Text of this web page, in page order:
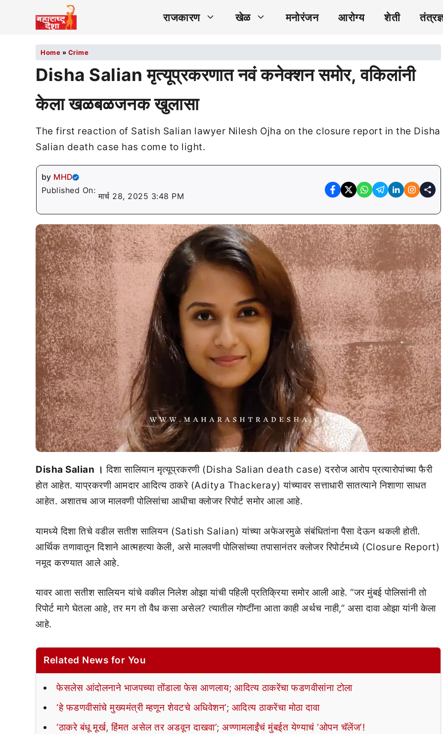
राजकारण खेळ मनोरंजन आरोग्य शेती
Home » Crime
Disha Salian मृत्यूप्रकरणात नवं कनेक्शन समोर, वकिलांनी
केला खळबळजनक खुलासा
The first reaction of Satish Salian lawyer Nilesh Ojha on the closure report in the Disha
Salian death case has come to light.
by MHD
Published On:
मार्च 28, 2025 3:48 PM
Disha Salian । दिशा सालियान मृत्यूप्रकरणी (Disha Salian death case) दररोज आरोप प्रत्यारोपांच्या फैरी
होत आहेत. याप्रकरणी आमदार आदित्य ठाकरे (Aditya Thackeray) यांच्यावर सत्ताधारी सातत्याने निशाणा साधत
आहेत. अशातच आज मालवणी पोलिसांचा आधीचा क्लोजर रिपोर्ट समोर आला आहे.
यामध्ये दिशा तिचे वडील सतीश सालियन (Satish Salian) यांच्या अफेअरमुळे संबंधितांना पैसा देऊन थकली होती.
आर्थिक तणावातून दिशाने आत्महत्या केली, असे मालवणी पोलिसांच्या तपासानंतर क्लोजर रिपोर्टमध्ये (Closure Report)
नमूद करण्यात आले आहे.
यावर आता सतीश सालियन यांचे वकील निलेश ओझा यांची पहिली प्रतिक्रिया समोर आली आहे. “जर मुंबई पोलिसांनी तो
रिपोर्ट मागे घेतला आहे, तर मग तो वैध कसा असेल? त्यातील गोष्टींना आता काही अर्थच नाही,” असा दावा ओझा यांनी केला
आहे.
Related News for You
फेसलेस आंदोलनाने भाजपच्या तोंडाला फेस आणलाय; आदित्य ठाकरेंचा फडणवीसांना टोला
‘हे फडणवीसांचे मुख्यमंत्री म्हणून शेवटचे अधिवेशन’; आदित्य ठाकरेंचा मोठा दावा
‘ठाकरे बंधू मूर्ख, हिंमत असेल तर अडवून दाखवा’; अण्णामलाईंचं मुंबईत येण्याचं ‘ओपन चॅलेंज’!